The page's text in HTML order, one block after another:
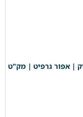
| אפור גרפיט | מק"ט